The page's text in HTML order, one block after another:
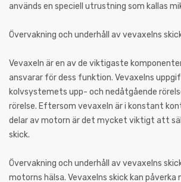
används en speciell utrustning som kallas
Övervakning och underhåll av vevaxelns
Vevaxeln är en av de viktigaste
ansvarar för dess funktion. Vevaxelns
kolvsystemets upp- och nedåtgående
rörelse. Eftersom vevaxeln är i konstant
delar av motorn är det mycket viktigt att
skick.
Övervakning och underhåll av vevaxelns
motorns hälsa. Vevaxelns skick kan